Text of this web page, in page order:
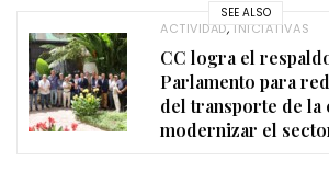
SEE ALSO
ACTIVIDAD, INICIATIVAS
CC logra el
Parlamento para
del transporte de
modernizar el